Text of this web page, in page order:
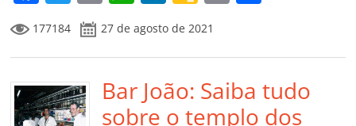
a
c
e
b
o
w
itt
er
m
ai
l
at
s
A
p
n
k
e
dI
n
o
o
gl
e
Cl
y
Li
n
p
ar
til
177184 27 de agosto de 2021
Bar João: Saiba tudo
sobre o templo dos